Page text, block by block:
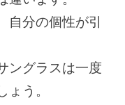
自分の個性が引
ングラスは一度
ょう。